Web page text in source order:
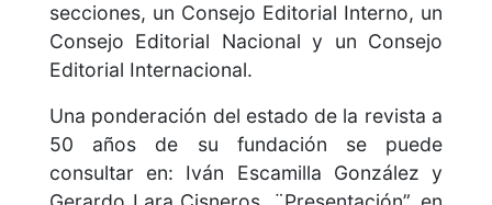
secciones, un Consejo Editorial Interno, un
Consejo Editorial Nacional y un Consejo
Editorial Internacional.
Una ponderación del estado de la revista a
50 años de su fundación se puede
consultar en: Iván Escamilla González y